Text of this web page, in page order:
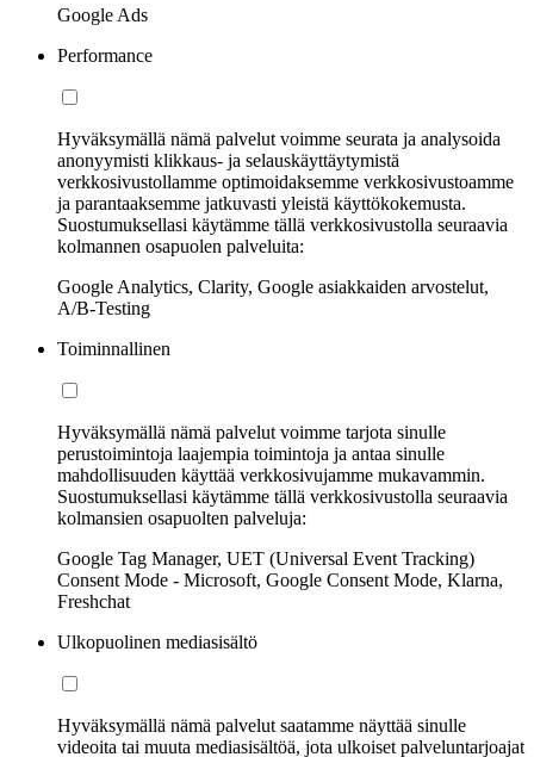
Google Ads
Performance
Hyväksymällä nämä palvelut voimme seurata ja analysoida
anonyymisti klikkaus- ja selauskäyttäytymistä
verkkosivustollamme optimoidaksemme verkkosivustoamme
ja parantaaksemme jatkuvasti yleistä käyttökokemusta.
Suostumuksellasi käytämme tällä verkkosivustolla seuraavia
kolmannen osapuolen palveluita:
Google Analytics, Clarity, Google asiakkaiden arvostelut,
A/B-Testing
Toiminnallinen
Hyväksymällä nämä palvelut voimme tarjota sinulle
perustoimintoja laajempia toimintoja ja antaa sinulle
mahdollisuuden käyttää verkkosivujamme mukavammin.
Suostumuksellasi käytämme tällä verkkosivustolla seuraavia
kolmansien osapuolten palveluja:
Google Tag Manager, UET (Universal Event Tracking)
Consent Mode - Microsoft, Google Consent Mode, Klarna,
Freshchat
Ulkopuolinen mediasisältö
Hyväksymällä nämä palvelut saatamme näyttää sinulle
videoita tai muuta mediasisältöä, jota ulkoiset palveluntarjoajat